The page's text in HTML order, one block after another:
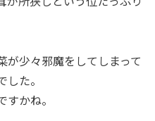
が少々邪魔をしてしまって
た。
かね。